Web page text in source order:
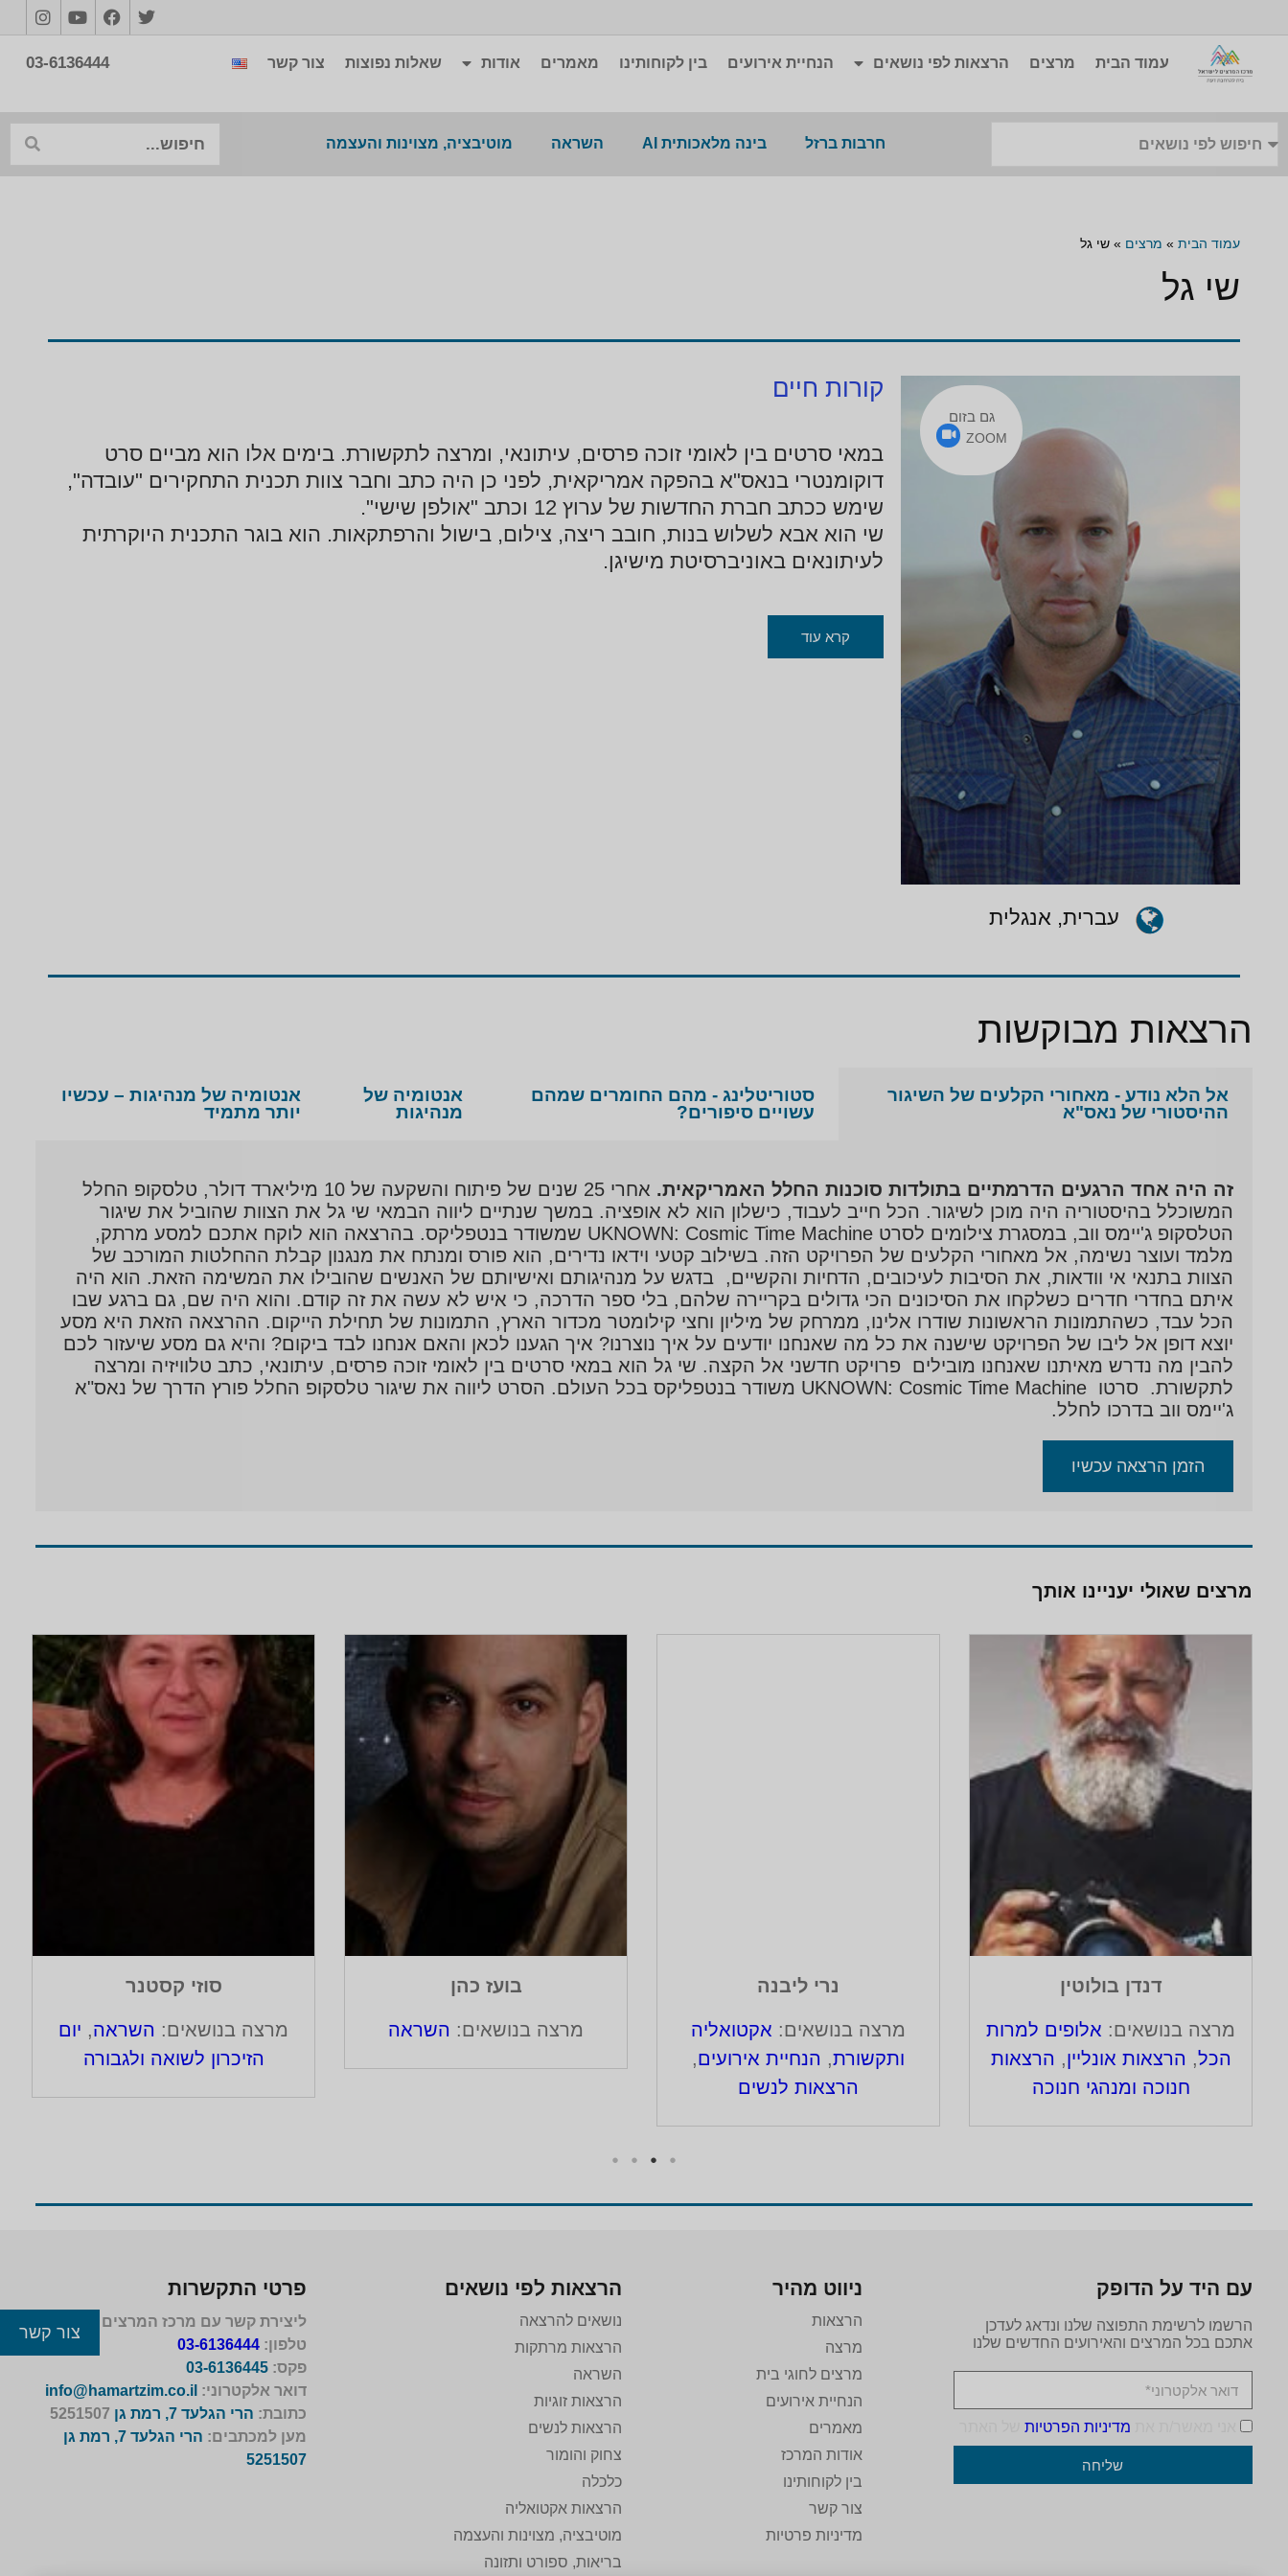
עמוד הבית מרצים הרצאות לפי נושאים הנחיית אירועים בין לקוחותינו מאמרים אודות שאלות נפוצות צור קשר 03-6136444
חרבות ברזל בינה מלאכותית AI השראה מוטיבציה, מצוינות והעצמה
עמוד הבית » מרצים »שי גל
שי גל
גם בזום
ZOOM
עברית, אנגלית
קורות חיים
במאי סרטים בין לאומי זוכה פרסים, עיתונאי, ומרצה לתקשורת. בימים אלו הוא מביים סרט
דוקומנטרי בנאס"א בהפקה אמריקאית, לפני כן היה כתב וחבר צוות תכנית התחקירים "עובדה",
שימש ככתב חברת החדשות של ערוץ 12 וכתב "אולפן שישי".
שי הוא אבא לשלוש בנות, חובב ריצה, צילום, בישול והרפתקאות. הוא בוגר התכנית היוקרתית
לעיתונאים באוניברסיטת מישיגן.
קרא עוד
הרצאות מבוקשות
אל הלא נודע - מאחורי הקלעים של השיגור
ההיסטורי של נאס"א
סטוריטלינג - מהם החומרים שמהם
עשויים סיפורים?
אנטומיה של
מנהיגות
אנטומיה של מנהיגות – עכשיו
יותר מתמיד
זה היה אחד הרגעים הדרמתיים בתולדות סוכנות החלל האמריקאית.
אחרי 25 שנים של פיתוח והשקעה של 10 מיליארד דולר, טלסקופ החלל
המשוכלל בהיסטוריה היה מוכן לשיגור. הכל חייב לעבוד, כישלון הוא לא אופציה. במשך שנתיים ליווה הבמאי שי גל את הצוות שהוביל את שיגור
הטלסקופ ג'יימס ווב, במסגרת צילומים לסרט UKNOWN: Cosmic Time Machine שמשודר בנטפליקס. בהרצאה הוא לוקח אתכם למסע מרתק,
מלמד ועוצר נשימה, אל מאחורי הקלעים של הפרויקט הזה. בשילוב קטעי וידאו נדירים, הוא פורס ומנתח את מנגנון קבלת ההחלטות המורכב של
הצוות בתנאי אי וודאות, את הסיבות לעיכובים, הדחיות והקשיים, בדגש על מנהיגותם ואישיותם של האנשים שהובילו את המשימה הזאת. הוא היה
איתם בחדרי חדרים כשלקחו את הסיכונים הכי גדולים בקריירה שלהם, בלי ספר הדרכה, כי איש לא עשה את זה קודם. והוא היה שם, גם ברגע שבו
הכל עבד, כשהתמונות הראשונות שודרו אלינו, ממרחק של מיליון וחצי קילומטר מכדור הארץ, התמונות של תחילת הייקום. ההרצאה הזאת היא מסע
יוצא דופן אל ליבו של הפרויקט שישנה את כל מה שאנחנו יודעים על איך נוצרנו? איך הגענו לכאן והאם אנחנו לבד ביקום? והיא גם מסע שיעזור לכם
להבין מה נדרש מאיתנו שאנחנו מובילים פרויקט חדשני אל הקצה. שי גל הוא במאי סרטים בין לאומי זוכה פרסים, עיתונאי, כתב טלוויזיה ומרצה
לתקשורת. סרטו UKNOWN: Cosmic Time Machine משודר בנטפליקס בכל העולם. הסרט ליווה את שיגור טלסקופ החלל פורץ הדרך של נאס"א
ג'יימס ווב בדרכו לחלל.
הזמן הרצאה עכשיו
מרצים שאולי יעניינו אותך
סוזי קסטנר
מרצה בנושאים: השראה, יום
הזיכרון לשואה ולגבורה
בועז כהן
מרצה בנושאים: השראה
נרי ליבנה
מרצה בנושאים: אקטואליה
ותקשורת, הנחיית אירועים,
הרצאות לנשים
דנדן בולוטין
מרצה בנושאים: אלופים למרות
הכל, הרצאות אונליין, הרצאות
חנוכה ומנהגי חנוכה
עם היד על הדופק
הרשמו לרשימת התפוצה שלנו ונדאג לעדכן
אתכם בכל המרצים והאירועים החדשים שלנו
מדיניות הפרטיותשל האתר
שליחה
ניווט מהיר
הרצאות
מרצה
מרצים לחוגי בית
הנחיית אירועים
מאמרים
אודות המרכז
בין לקוחותינו
צור קשר
מדיניות פרטיות
הרצאות לפי נושאים
נושאים להרצאה
הרצאות מרתקות
השראה
הרצאות זוגיות
הרצאות לנשים
צחוק והומור
כלכלה
הרצאות אקטואליה
מוטיבציה, מצוינות והעצמה
בריאות, ספורט ותזונה
פרטי התקשרות
ליצירת קשר עם מרכז המרצים לישראל
טלפון:03-6136444
פקס:03-6136445
דואר אלקטרוני: info@hamartzim.co.il
כתובת: הרי הגלעד 7, רמת גן
מען למכתבים:
הרי הגלעד 7, רמת גן
5251507
צור קשר